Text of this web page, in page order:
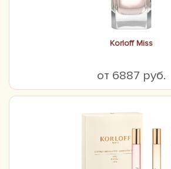
Korloff Miss
от 6887 руб.